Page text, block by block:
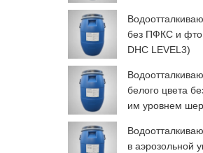
без ПФКС и
DHC LEVEL3)
белого цвета
им уровнем
в аэрозольной